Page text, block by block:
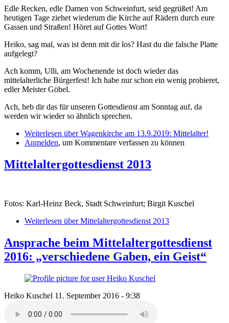
Edle Recken, edle Damen von Schweinfurt, seid gegrüßet! Am
heutigen Tage ziehet wiederum die Kirche auf Rädern durch eure
Gassen und Straßen! Höret auf Gottes Wort!
Heiko, sag mal, was ist denn mit dir los? Hast du die falsche Platte
aufgelegt?
Ach komm, Ulli, am Wochenende ist doch wieder das
mittelalterliche Bürgerfest! Ich habe nur schon ein wenig probieret,
edler Meister Göbel.
Ach, heb dir das für unseren Gottesdienst am Sonntag auf, da
werden wir wieder so ähnlich sprechen.
Weiterlesen über Wagenkirche am 13.9.2019: Mittelalter!
Anmelden, um Kommentare verfassen zu können
Mittelaltergottesdienst 2013
Fotos: Karl-Heinz Beck, Stadt Schweinfurt; Birgit Kuschel
Weiterlesen über Mittelaltergottesdienst 2013
Ansprache beim Mittelaltergottesdienst
2016: „verschiedene Gaben, ein Geist“
Heiko Kuschel 11. September 2016 - 9:38